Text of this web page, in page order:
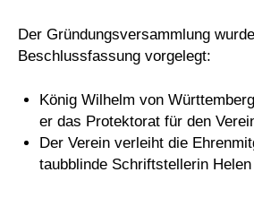
Der Gründungsversammlung
Beschlussfassung vorgelegt:
König Wilhelm von
er das Protektorat für den
Der Verein verleiht die
taubblinde Schriftstellerin